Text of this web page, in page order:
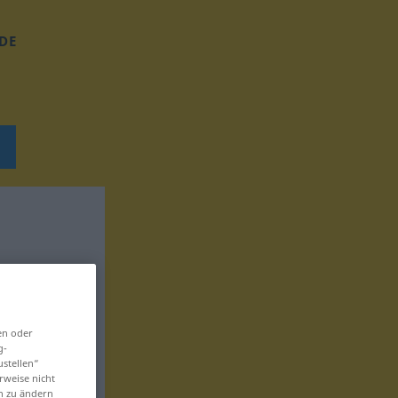
DE
oder
nicht
zu ändern